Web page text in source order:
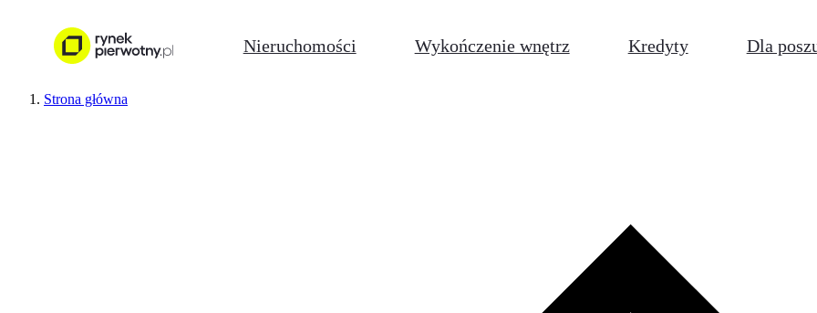
Nieruchomości Wykończenie wnętrz Kredyty Dla
Strona główna